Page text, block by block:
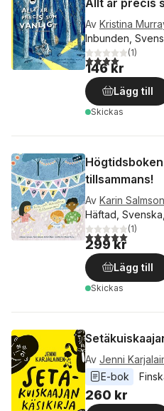
Allt är precis
Av Kristina
Inbunden,
4,0utav 5(1)
146 kr
Lägg till
Skickas
tillsammans!
Av Karin Salmson
Häftad,
5,0utav 5(1)
299 kr
Lägg till
Skickas
Av Jenni
E-bok
260 kr